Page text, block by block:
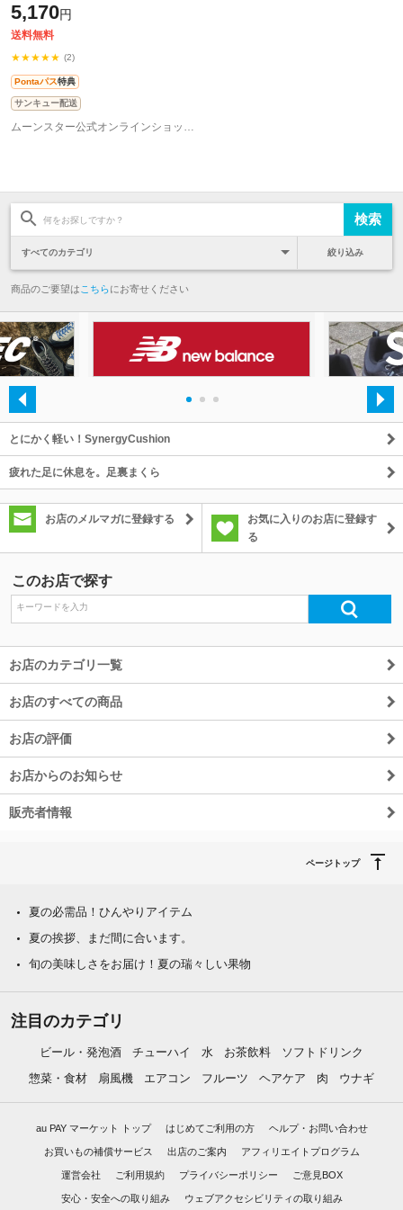
ルトラヒーローズ ウルトラセブン
5,170円
送料無料
★★★★★ (2)
Pontaパス特典
サンキュー配送
ムーンスター公式オンラインショップ au PAY マーケット店
絞り込み
商品のご要望は こちらにお寄せください
とにかく軽い！SynergyCushion
疲れた足に休息を。足裏まくら
お店のメルマガに登録する
お気に入りのお店に登録す
る
このお店で探す
お店のカテゴリ一覧
お店のすべての商品
お店の評価
お店からのお知らせ
販売者情報
ページトップ
夏の必需品！ひんやりアイテム
夏の挨拶、まだ間に合います。
旬の美味しさをお届け！夏の瑞々しい果物
注目のカテゴリ
ビール・発泡酒 チューハイ 水 お茶飲料
ソフトドリンク
惣菜・食材
扇風機 エアコン フルーツ ヘアケア 肉 ウナギ
au PAY マーケット トップ はじめてご利用の方 ヘルプ・お問い合わせ
お買いもの補償サービス 出店のご案内 アフィリエイトプログラム
運営会社 ご利用規約 プライバシーポリシー ご意見BOX
安心・安全への取り組み ウェブアクセシビリティの取り組み